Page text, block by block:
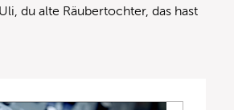
du alte Räubertochter, das hast